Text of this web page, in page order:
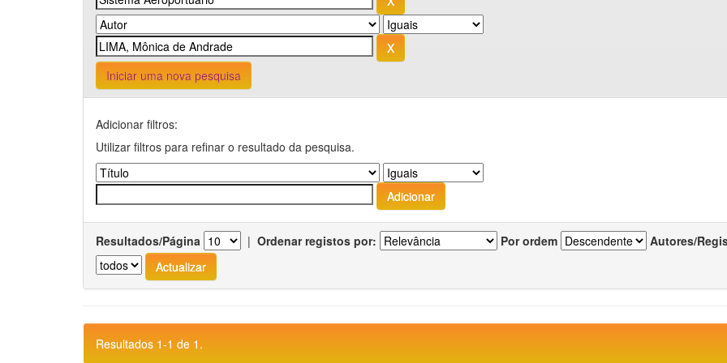
Iniciar uma nova pesquisa
Adicionar filtros:
Utilizar filtros para refinar o resultado da pesquisa.
Resultados/Página | Ordenar registos por: Por ordem Autores/
Resultados 1-1 de 1.